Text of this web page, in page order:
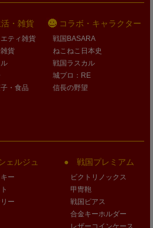
・雑貨
ティ雑貨
貨
・食品
コラボ・キャラクター
戦国BASARA
ねこねこ日本史
戦国ラスカル
城プロ：RE
信長の野望
ェルジュ
ー
ー
戦国プレミアム
ビクトリノックス
甲冑鞄
戦国ピアス
合金キーホルダー
レザーコインケース